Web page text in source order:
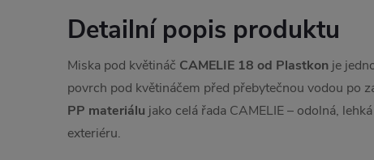
Detailní popis produktu
Miska pod květináč CAMELIE 18 od Plastkon je
povrch pod květináčem před přebytečnou vodou po
PP materiálu jako celá řada CAMELIE – odolná,
exteriéru.